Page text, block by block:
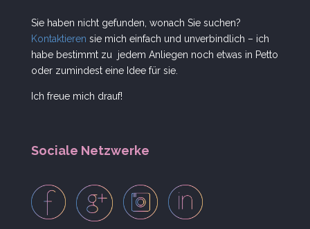
Sie haben nicht gefunden, wonach Sie suchen?
Kontaktieren sie mich einfach und unverbindlich – ich
habe bestimmt zu jedem Anliegen noch etwas in Petto
oder zumindest eine Idee für sie.
Ich freue mich drauf!
Sociale Netzwerke